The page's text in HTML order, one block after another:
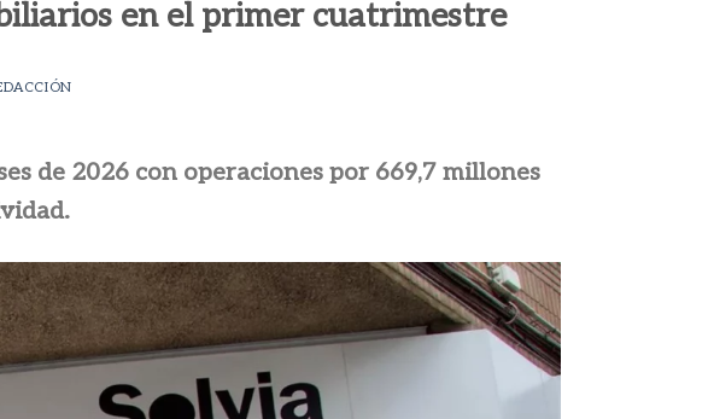
en el primer cuatrimestre
de 2026 con operaciones por 669,7 millones